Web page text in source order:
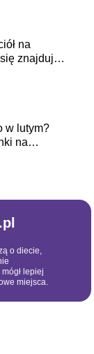
na
znajduje i
w lutym?
na
o diecie,
lepiej
miejsca.